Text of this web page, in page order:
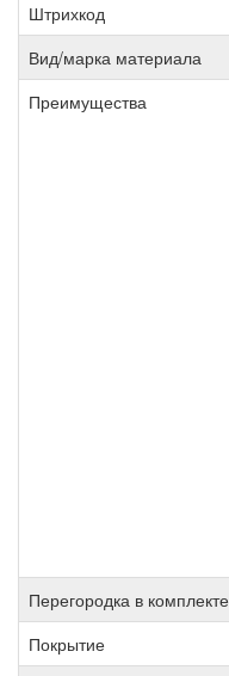
Штрихкод
Вид/марка материала
Преимущества
Перегородка в комплекте
Покрытие